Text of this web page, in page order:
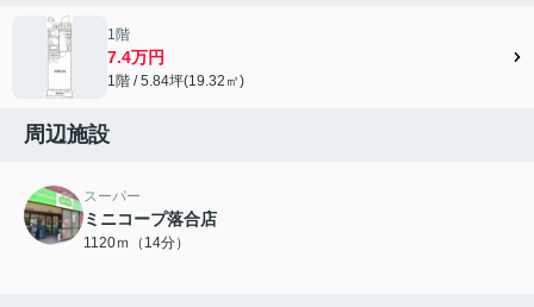
1階
7.4万円
1階 / 5.84坪(19.32㎡)
周辺施設
スーパー
ミニコープ落合店
1120ｍ（14分）